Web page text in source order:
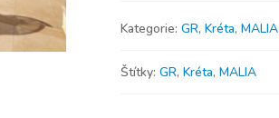
Kategorie: GR, Kréta, MALIA
Štítky: GR, Kréta, MALIA